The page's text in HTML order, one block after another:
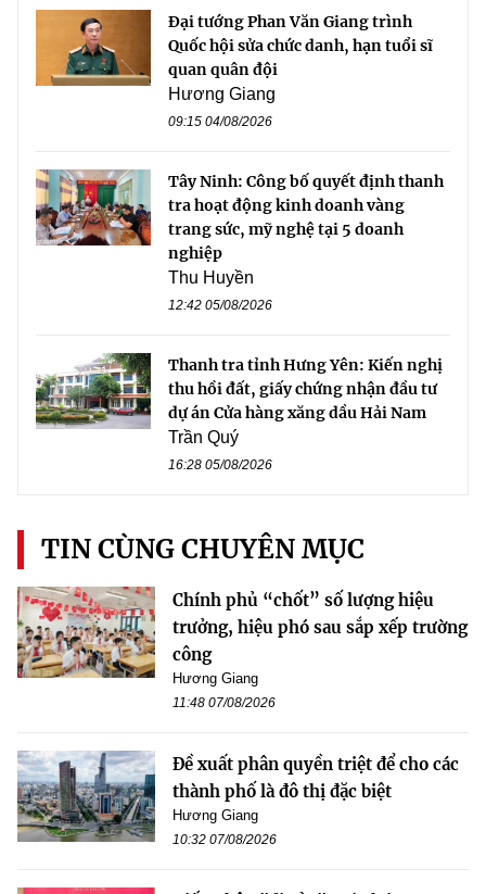
Đại tướng Phan Văn Giang trình
Quốc hội sửa chức danh, hạn tuổi sĩ
quan quân đội
Hương Giang
09:15 04/08/2026
Tây Ninh: Công bố quyết định thanh
tra hoạt động kinh doanh vàng
trang sức, mỹ nghệ tại 5 doanh
nghiệp
Thu Huyền
12:42 05/08/2026
Thanh tra tỉnh Hưng Yên: Kiến nghị
thu hồi đất, giấy chứng nhận đầu tư
dự án Cửa hàng xăng dầu Hải Nam
Trần Quý
16:28 05/08/2026
TIN CÙNG CHUYÊN MỤC
Chính phủ “chốt” số lượng hiệu
trưởng, hiệu phó sau sắp xếp trường
công
Hương Giang
11:48 07/08/2026
Đề xuất phân quyền triệt để cho các
thành phố là đô thị đặc biệt
Hương Giang
10:32 07/08/2026